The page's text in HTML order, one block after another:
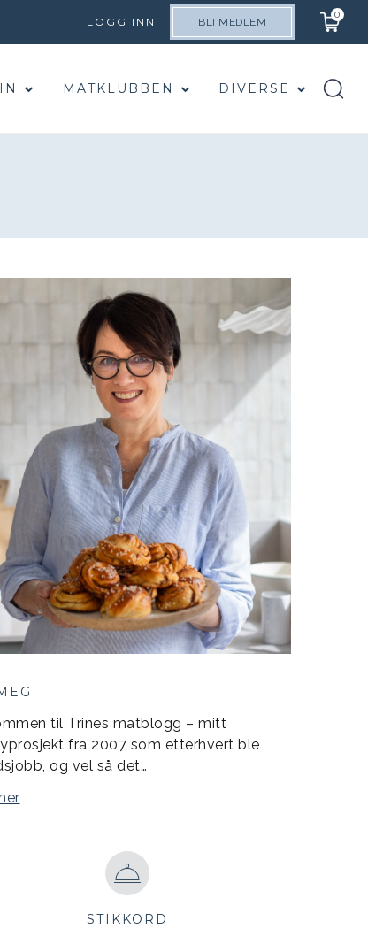
LOGG INN BLI MEDLEM
0
MATKLUBBEN DIVERSE
til Trines matblogg – mitt
fra 2007 som etterhvert ble
og vel så det…
STIKKORD